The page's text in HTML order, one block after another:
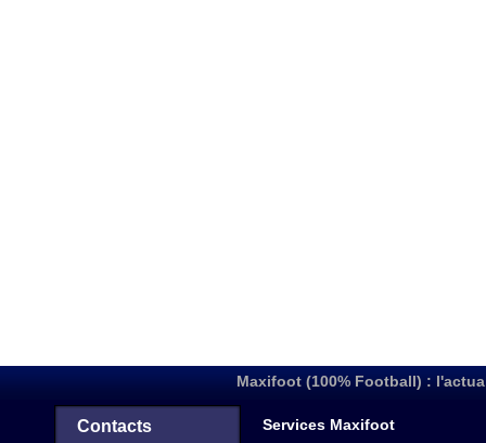
Maxifoot (100% Football) :
Contacts Services Maxifoot